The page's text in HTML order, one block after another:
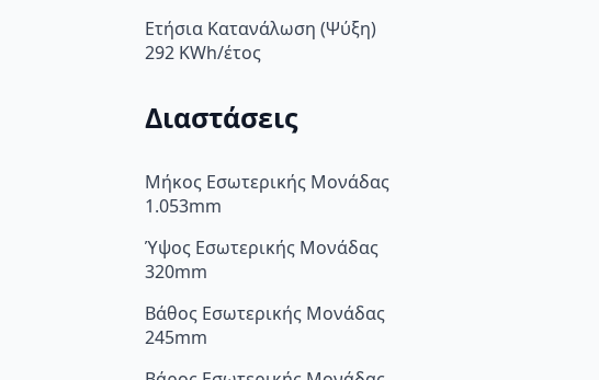
Ετήσια Κατανάλωση (Ψύξη)
292 KWh/έτος
Διαστάσεις
Μήκος Εσωτερικής Μονάδας
1.053mm
Ύψος Εσωτερικής Μονάδας
320mm
Βάθος Εσωτερικής Μονάδας
245mm